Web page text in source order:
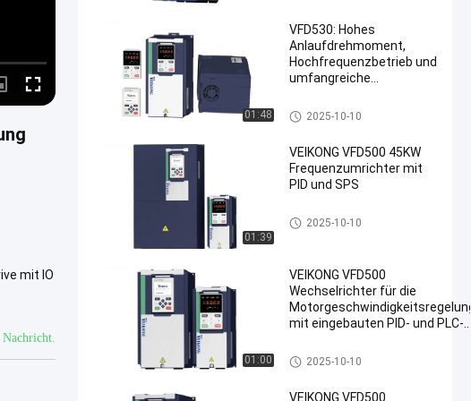
Fullscreen
mit IO
01:48
VFD530: Hohes
Anlaufdrehmoment,
Hochfrequenzbetrieb und
umfangreiche
Variable Frequenzumrichter
2025-10-10
01:39
VEIKONG VFD500 45KW
Frequenzumrichter mit
PID und SPS
Variable Frequenzumrichter
2025-10-10
01:00
VEIKONG VFD500
Wechselrichter für die
mit eingebauten PID- und PLC-
Variable Frequenzumrichter
2025-10-10
VEIKONG VFD500